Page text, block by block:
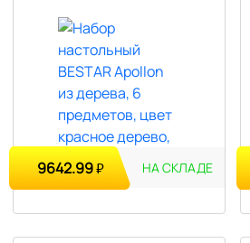
9642.99₽ НА СКЛАДЕ